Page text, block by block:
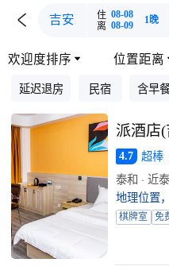
 吉安 住 08-08
离 08-09 1晚
欢迎度排序  位置距离
延迟退房 民宿 含早
派酒店
4.7 超棒
泰和 · 近
地理位置
棋牌室 免